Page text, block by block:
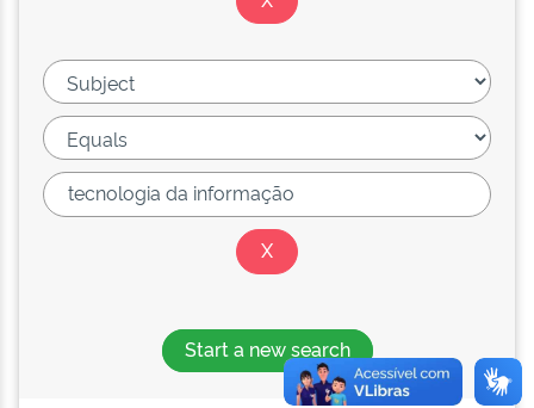
Start a new search